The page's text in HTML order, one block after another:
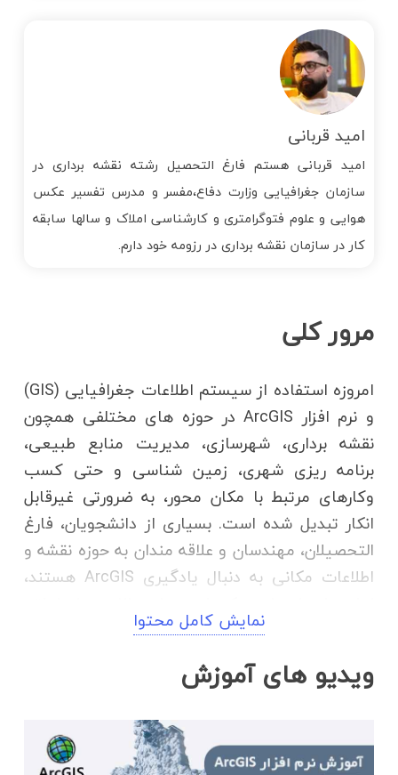
مرور کلی
امروزه استفاده از سیستم اطلاعات جغرافیایی (GIS)
و نرم افزار ArcGIS در حوزه های مختلفی همچون
نقشه برداری، شهرسازی، مدیریت منابع طبیعی،
برنامه ریزی شهری، زمین شناسی و حتی کسب
وکارهای مرتبط با مکان محور، به ضرورتی غیرقابل
انکار تبدیل شده است. بسیاری از دانشجویان، فارغ
التحصیلان، مهندسان و علاقه مندان به حوزه نقشه و
اطلاعات مکانی به دنبال یادگیری ArcGIS هستند،
مانند نحوه شروع آموزش، منابع معتبر و شیوه
یادگیری عملی مواجه شوند.
دنیای GIS را هموار می کند. این آموزش ها بدون
نیاز به پیش زمینه تخصصی، تمامی مباحث پایه را
نمایش کامل محتوا
امید قربانی
امید قربانی هستم فارغ التحصیل رشته نقشه برداری در
سازمان جغرافیایی وزارت دفاع،مفسر و مدرس تفسیر عکس
هوایی و علوم فتوگرامتری و کارشناسی املاک و سالها سابقه
کار در سازمان نقشه برداری در رزومه خود دارم.
ویدیو های آموزش